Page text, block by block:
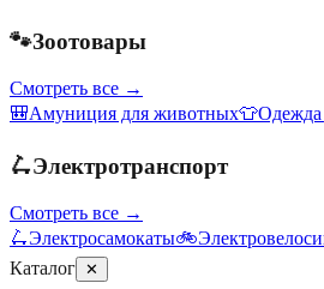
🐾Зоотовары
Смотреть все →
🎒Амуниция для животных👕
🛴Электротранспорт
Смотреть все →
🛴Электросамокаты🚲
Каталог ✕